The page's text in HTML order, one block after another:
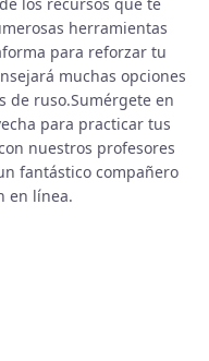
herramientas
para reforzar tu
muchas opciones
de ruso.Sumérgete en
para practicar tus
nuestros profesores
fantástico compañero
en línea.